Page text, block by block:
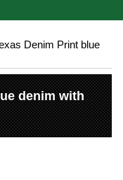
Denim Print blue
denim with